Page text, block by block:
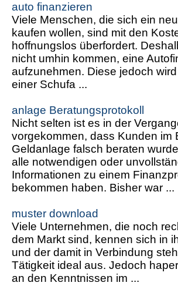
auto finanzieren
Viele Menschen, die sich ein
kaufen wollen, sind mit den
hoffnungslos überfordert.
nicht umhin kommen, eine
aufzunehmen. Diese jedoch
einer Schufa ...
anlage Beratungsprotokoll
Nicht selten ist es in der
vorgekommen, dass Kunden im
Geldanlage falsch beraten
alle notwendigen oder
Informationen zu einem
bekommen haben. Bisher war ...
muster download
Viele Unternehmen, die noch
dem Markt sind, kennen sich in
und der damit in Verbindung
Tätigkeit ideal aus. Jedoch
an den Kenntnissen im ...